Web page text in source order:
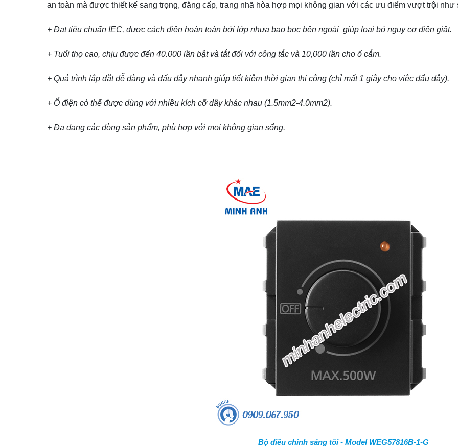
an toàn mà được thiết kế sang trọng, đằng cấp, trang nhã hòa hợp mọi không gian với các ưu điểm vượt trội như
+ Đạt tiêu chuẩn IEC, được cách điện hoàn toàn bởi lớp nhựa bao bọc bên ngoài giúp loại bỏ nguy cơ điện giật.
+ Tuổi thọ cao, chịu được đến 40.000 lần bật và tắt đối với công tắc và 10,000 lần cho ổ cắm.
+ Quá trình lắp đặt dễ dàng và đấu dây nhanh giúp tiết kiệm thời gian thi công (chỉ mất 1 giây cho việc đấu dây).
+ Ổ điện có thể được dùng với nhiều kích cỡ dây khác nhau (1.5mm2-4.0mm2).
+ Đa dạng các dòng sản phẩm, phù hợp với mọi không gian sống.
Bộ điều chỉnh sáng tối - Model WEG57816B-1-G